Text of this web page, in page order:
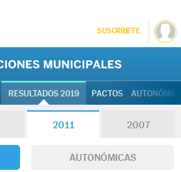
SUSCRÍBETE
RESULTADOS 2019 PACTOS
2011 2007
AUTONÓMICAS